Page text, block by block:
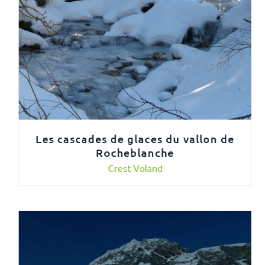
Les cascades de glaces du vallon de
Rocheblanche
Crest Voland